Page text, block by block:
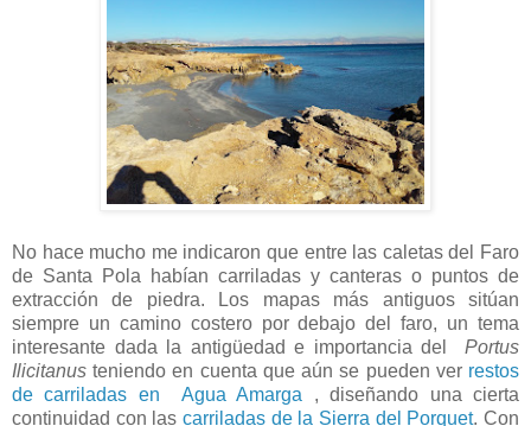
No hace mucho me indicaron que entre las caletas del Faro
de Santa Pola habían carriladas y canteras o puntos de
extracción de piedra. Los mapas más antiguos sitúan
siempre un camino costero por debajo del faro, un tema
interesante dada la antigüedad e importancia del Portus
Ilicitanus teniendo en cuenta que aún se pueden ver restos
de carriladas en Agua Amarga , diseñando una cierta
continuidad con las carriladas de la Sierra del Porquet. Con